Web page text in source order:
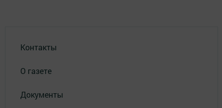
Контакты
О газете
Документы